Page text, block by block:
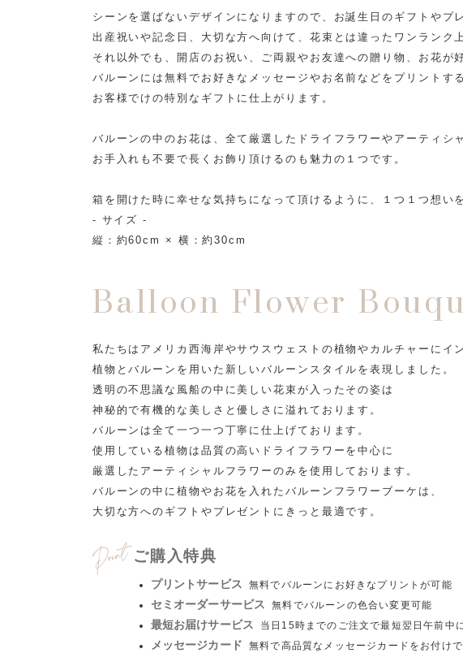
シーンを選ばないデザインになりますので、お誕生日のギフトやプ
出産祝いや記念日、大切な方へ向けて、花束とは違ったワンランク
それ以外でも、開店のお祝い、ご両親やお友達への贈り物、お花
バルーンには無料でお好きなメッセージやお名前などをプリントす
お客様でけの特別なギフトに仕上がります。
バルーンの中のお花は、全て厳選したドライフラワーやアーティシ
お手入れも不要で長くお飾り頂けるのも魅力の１つです。
箱を開けた時に幸せな気持ちになって頂けるように、１つ１つ想い
- サイズ -
縦：約60cm × 横：約30cm
Balloon Flower
私たちはアメリカ西海岸やサウスウェストの植物やカルチャーにイ
植物とバルーンを用いた新しいバルーンスタイルを表現しました。
透明の不思議な風船の中に美しい花束が入ったその姿は
神秘的で有機的な美しさと優しさに溢れております。
バルーンは全て一つ一つ丁寧に仕上げております。
使用している植物は品質の高いドライフラワーを中心に
厳選したアーティシャルフラワーのみを使用しております。
バルーンの中に植物やお花を入れたバルーンフラワーブーケは、
大切な方へのギフトやプレゼントにきっと最適です。
ご購入特典
プリントサービス 無料でバルーンにお好きなプリントが可能
セミオーダーサービス 無料でバルーンの色合い変更可能
最短お届けサービス 当日15時までのご注文で最短翌日午前中
メッセージカード 無料で高品質なメッセージカードをお付けで